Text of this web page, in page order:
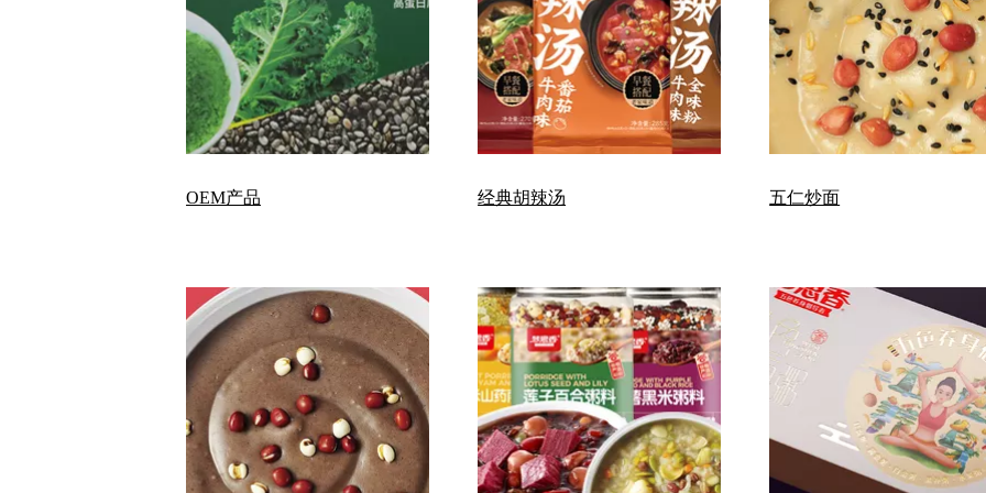
OEM产品 经典胡辣汤 五仁炒面